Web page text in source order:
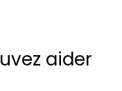
aider